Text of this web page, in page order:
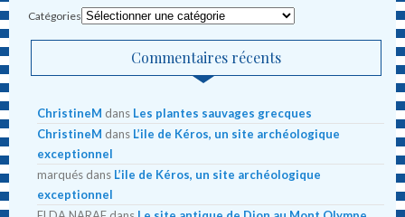
Catégories
Commentaires récents
ChristineM dans Les plantes sauvages grecques
ChristineM dans L’ile de Kéros, un site archéologique
exceptionnel
marqués dans L’ile de Kéros, un site archéologique
exceptionnel